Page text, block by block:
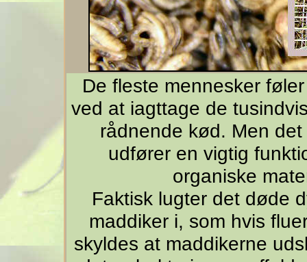
De fleste mennesker
ved at iagttage de
rådnende kød. Men
udfører en vigtig
organiske
Faktisk lugter det døde
maddiker i, som hvis
skyldes at maddikerne